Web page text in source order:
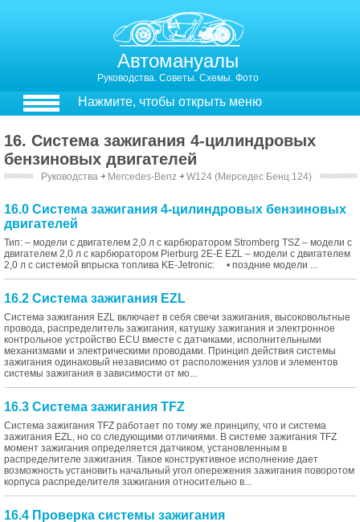
Автомануалы
Руководства. Советы. Схемы. Фото
Нажмите, чтобы открыть меню
16. Система зажигания 4-цилиндровых
бензиновых двигателей
Руководства ￫ Mercedes-Benz ￫ W124 (Мерседес Бенц 124)
16.0 Система зажигания 4-цилиндровых бензиновых
двигателей
Тип: – модели с двигателем 2,0 л с карбюратором Stromberg TSZ – модели с
двигателем 2,0 л с карбюратором Pierburg 2E-E EZL – модели с двигателем
2,0 л с системой впрыска топлива KE-Jetronic: • поздние модели ...
16.2 Система зажигания EZL
Система зажигания EZL включает в себя свечи зажигания, высоковольтные
провода, распределитель зажигания, катушку зажигания и электронное
контрольное устройство ECU вместе с датчиками, исполнительными
механизмами и электрическими проводами. Принцип действия системы
зажигания одинаковый независимо от расположения узлов и элементов
системы зажигания в зависимости от мо...
16.3 Система зажигания TFZ
Система зажигания TFZ работает по тому же принципу, что и система
зажигания EZL, но со следующими отличиями. В системе зажигания TFZ
момент зажигания определяется датчиком, установленным в
распределителе зажигания. Такое конструктивное исполнение дает
возможность установить начальный угол опережения зажигания поворотом
корпуса распределителя зажигания относительно в...
16.4 Проверка системы зажигания